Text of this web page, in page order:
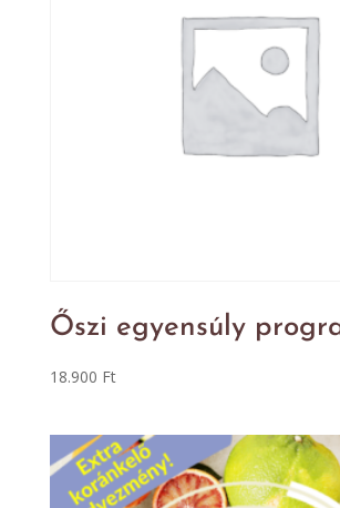
Őszi egyensúly
18.900 Ft